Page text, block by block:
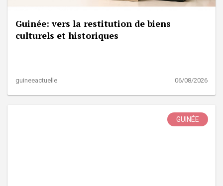
Guinée: vers la restitution de biens
culturels et historiques
guineeactuelle 06/08/2026
GUINÉE